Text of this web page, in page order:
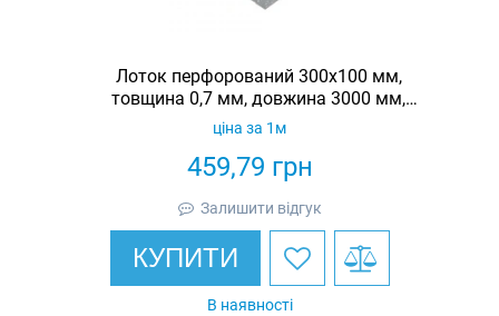
Лоток перфорований 300х100 мм,
товщина 0,7 мм, довжина 3000 мм,
гарячеоцинкований, Eurotray
459,79 грн
ціна за 1м
Залишити відгук
КУПИТИ
В наявності